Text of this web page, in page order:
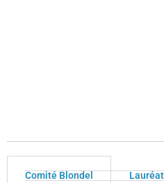
Comité Blondel